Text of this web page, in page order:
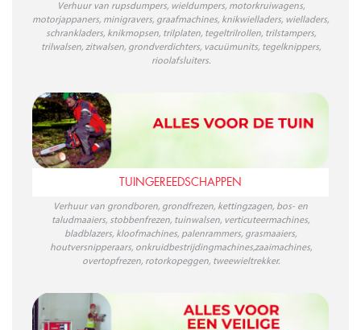
Verhuur van rupsdumpers, wieldumpers, motorkruiwagens,
motorjappaners, minigravers, graafmachines, knikwielladers, wielladers,
schrankladers, knikmopsen, trilplaten, tegeltrilrollen, trilstampers,
trilwalsen, zitwalsen, grondverdichters, vacuümunits, tegelknippers,
rioolafsluiters.
TUINGEREEDSCHAPPEN
Verhuur van grondboren, grondfrezen, kettingzagen, bos- en
taludmaaiers, stobbenfrezen, tuinwalsen, verticuteermachines,
bladblazers, kloofmachines, palenrammers, grasmaaiers,
houtversnipperaars, onkruidbestrijdingmachines,zaaimachines,
overtopfrezen, rotorkopeggen, tweewieltrekker.